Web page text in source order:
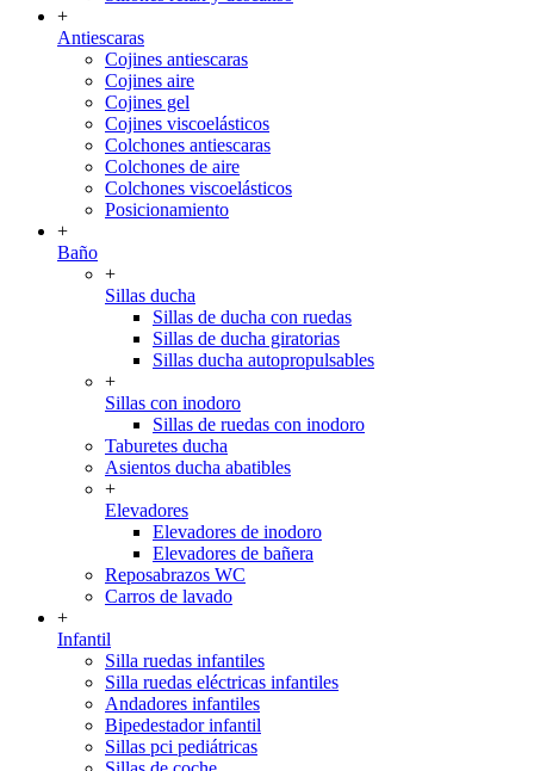
+
Antiescaras
Cojines antiescaras
Cojines aire
Cojines gel
Cojines viscoelásticos
Colchones antiescaras
Colchones de aire
Colchones viscoelásticos
Posicionamiento
+
Baño
+
Sillas ducha
Sillas de ducha con ruedas
Sillas de ducha giratorias
Sillas ducha autopropulsables
+
Sillas con inodoro
Sillas de ruedas con inodoro
Taburetes ducha
Asientos ducha abatibles
+
Elevadores
Elevadores de inodoro
Elevadores de bañera
Reposabrazos WC
Carros de lavado
+
Infantil
Silla ruedas infantiles
Silla ruedas eléctricas infantiles
Andadores infantiles
Bipedestador infantil
Sillas pci pediátricas